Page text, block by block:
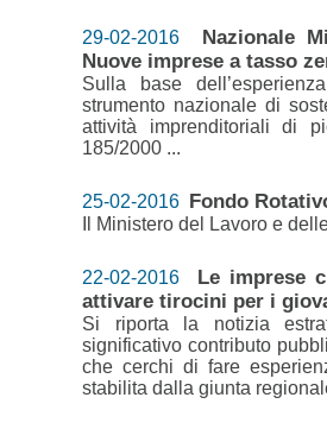
29-02-2016
Nazionale
Nuove imprese a tasso
Sulla base
strumento nazionale di
attività imprenditoriali di
185/2000 ...
25-02-2016 Fondo
Il Ministero del Lavoro e
22-02-2016
Le imprese
attivare tirocini per i
Si riporta la notizia
significativo contributo
che cerchi di fare
stabilita dalla giunta